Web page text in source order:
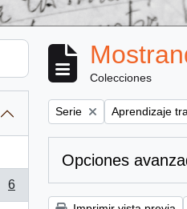
6
Colecciones
Remove filter:
Serie Remove filter:
Aprendizaje
Opciones